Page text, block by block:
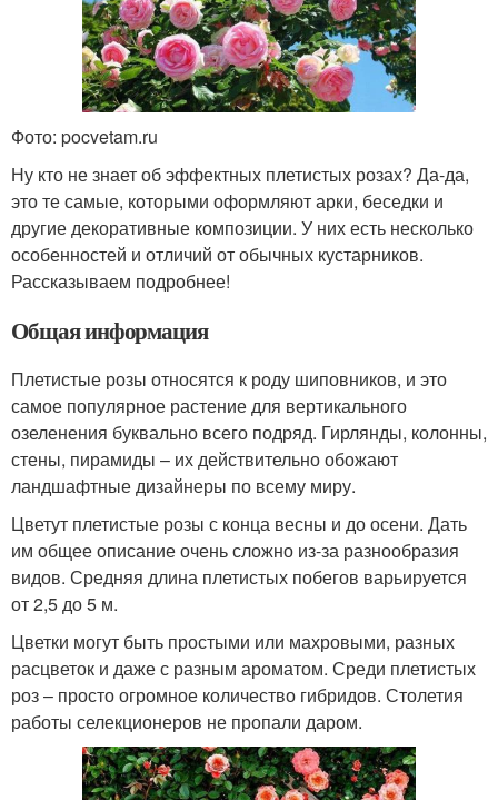
Фото: pocvetam.ru
Ну кто не знает об эффектных плетистых розах? Да-да,
это те самые, которыми оформляют арки, беседки и
другие декоративные композиции. У них есть несколько
особенностей и отличий от обычных кустарников.
Рассказываем подробнее!
Общая информация
Плетистые розы относятся к роду шиповников, и это
самое популярное растение для вертикального
озеленения буквально всего подряд. Гирлянды, колонны,
стены, пирамиды – их действительно обожают
ландшафтные дизайнеры по всему миру.
Цветут плетистые розы с конца весны и до осени. Дать
им общее описание очень сложно из-за разнообразия
видов. Средняя длина плетистых побегов варьируется
от 2,5 до 5 м.
Цветки могут быть простыми или махровыми, разных
расцветок и даже с разным ароматом. Среди плетистых
роз – просто огромное количество гибридов. Столетия
работы селекционеров не пропали даром.